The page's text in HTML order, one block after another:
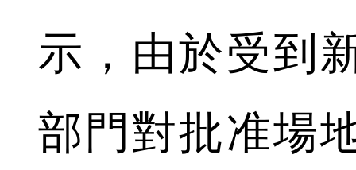
示，由於受到
部門對批准場